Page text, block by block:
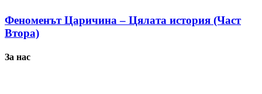
Феноменът Царичина – Цялата история (Част
Втора)
За нас